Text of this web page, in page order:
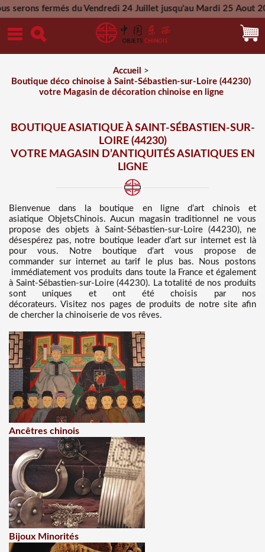
du Vendredi 24 Juillet jusqu'au Mardi 25 Aout 2026 -
Mercredi 26 Aout 2026
Accueil
>
Boutique déco chinoise à Saint-Sébastien-sur-Loire (44230)
votre Magasin de décoration chinoise en ligne
BOUTIQUE ASIATIQUE À SAINT-SÉBASTIEN-SUR-
LOIRE (44230)
VOTRE MAGASIN D’ANTIQUITÉS ASIATIQUES EN
LIGNE
Bienvenue dans
la boutique en ligne d’art chinois et
asiatique ObjetsChinois. Aucun magasin traditionnel ne vous
propose desobjets à Saint-Sébastien-sur-Loire (44230), ne
désespérez pas, notre boutique leader d’art sur internet est là
pour vous. Notre boutique d’art vous propose de
commander sur internet au tarif le plus bas. Nous postons
immédiatement vos produits dans toute la France et également
à Saint-Sébastien-sur-Loire (44230). La totalité de nos produits
sont uniques et ont été choisis par nos
décorateurs. Visitez nos pages de produits de notre site afin
de chercher la chinoiserie de vos rêves.
Ancêtres chinois
Bijoux Minorités